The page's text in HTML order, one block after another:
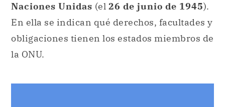
Naciones Unidas (el 26 de junio de 1945).
En ella se indican qué derechos, facultades y
obligaciones tienen los estados miembros de
la ONU.